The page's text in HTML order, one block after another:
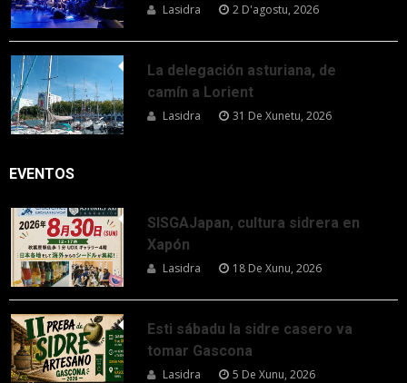
Lasidra 2 D'agostu, 2026
La delegación asturiana, de
camín a Lorient
Lasidra 31 De Xunetu, 2026
EVENTOS
SISGAJapan, cultura sidrera en
Xapón
Lasidra 18 De Xunu, 2026
Esti sábadu la sidre casero va
tomar Gascona
Lasidra 5 De Xunu, 2026